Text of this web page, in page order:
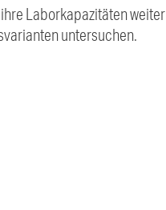
Laborkapazitäten
untersuchen.